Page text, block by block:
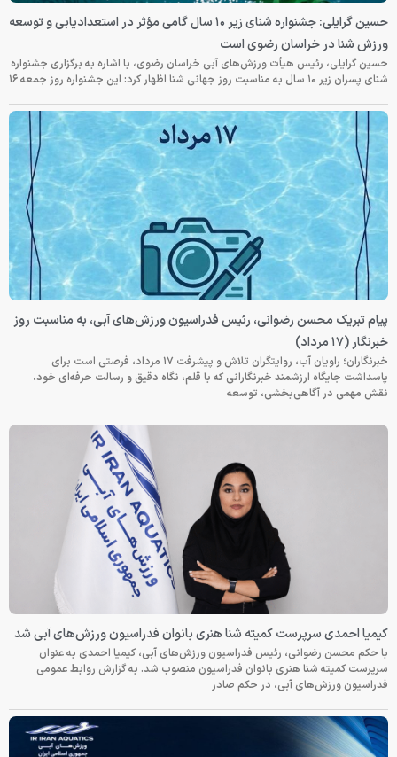
حسین گرایلی: جشنواره شنای زیر ۱۰ سال گامی مؤثر در استعدادیابی و توسعه
ورزش شنا در خراسان رضوی است
حسین گرایلی، رئیس هیأت ورزش‌های آبی خراسان رضوی، با اشاره به برگزاری جشنواره
شنای پسران زیر ۱۰ سال به مناسبت روز جهانی شنا اظهار کرد: این جشنواره روز جمعه‌ ۱۶
پیام تبریک محسن رضوانی، رئیس فدراسیون ورزش‌های آبی، به مناسبت روز
خبرنگار (۱۷ مرداد)
خبرنگاران؛ راویان آب، روایتگران تلاش و پیشرفت ۱۷ مرداد، فرصتی است برای
پاسداشت جایگاه ارزشمند خبرنگارانی که با قلم، نگاه دقیق و رسالت حرفه‌ای خود،
نقش مهمی در آگاهی‌بخشی، توسعه
کیمیا احمدی سرپرست کمیته شنا هنری بانوان فدراسیون ورزش‌های آبی شد
با حکم محسن رضوانی، رئیس فدراسیون ورزش‌های آبی، کیمیا احمدی به عنوان
سرپرست کمیته شنا هنری بانوان فدراسیون منصوب شد. به گزارش روابط عمومی
فدراسیون ورزش‌های آبی، در حکم صادر